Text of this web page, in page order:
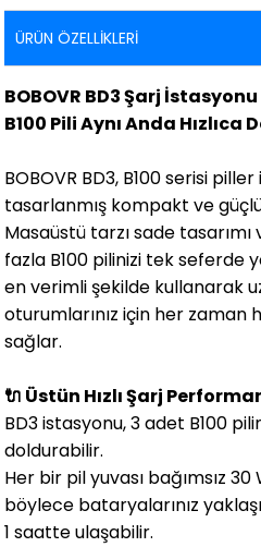
ÜRÜN ÖZELLIKLERI
BOBOVR BD3 Şarj
B100 Pili Aynı Anda Hızlıca
BOBOVR BD3, B100 serisi
tasarlanmış kompakt ve
Masaüstü tarzı sade
fazla B100 pilinizi tek seferde
en verimli şekilde kullanarak
oturumlarınız için her zaman
sağlar.
🔌 Üstün Hızlı Şarj
BD3 istasyonu, 3 adet B100
doldurabilir.
Her bir pil yuvası bağımsız 30
böylece bataryalarınız
1 saatte ulaşabilir.